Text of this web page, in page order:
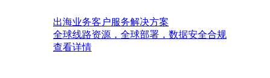
出海业务客户服务解决方案
全球线路资源，全球部署，数据安全合规
查看详情